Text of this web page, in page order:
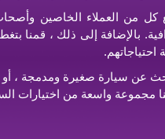
من العملاء الخاصين
بالإضافة إلى ذلك ، قمنا
عن سيارة صغيرة ومدمجة ، أو
مجموعة واسعة من اختيارات